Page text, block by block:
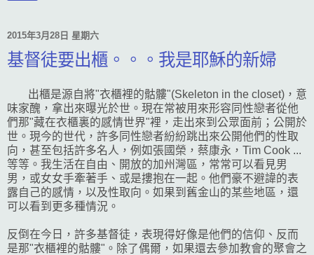
2015年3月28日 星期六
基督徒要出櫃。。。我是耶穌的新婦
出櫃是源自將"衣櫃裡的骷髏"(Skeleton in the closet)，意
味家醜，拿出來曝光於世。現在常被用來形容同性戀者從他
們那"藏在衣櫃裏的感情世界"裡，走出來到公眾面前；公開於
世。現今的世代，許多同性戀者紛紛跳出來公開他們的性取
向，甚至包括許多名人，例如張國榮，蔡康永，Tim Cook ...
等等。我生活在自由、開放的加州灣區，常常可以看見男
男，或女女手牽著手、或是摟抱在一起。他們豪不避諱的表
露自己的感情，以及性取向。如果到舊金山的某些地區，還
可以看到更多種情況。
反倒在今日，許多基督徒，表現得好像是他們的信仰、反而
是那"衣櫃裡的骷髏"。除了偶爾，如果還去參加教會的聚會之